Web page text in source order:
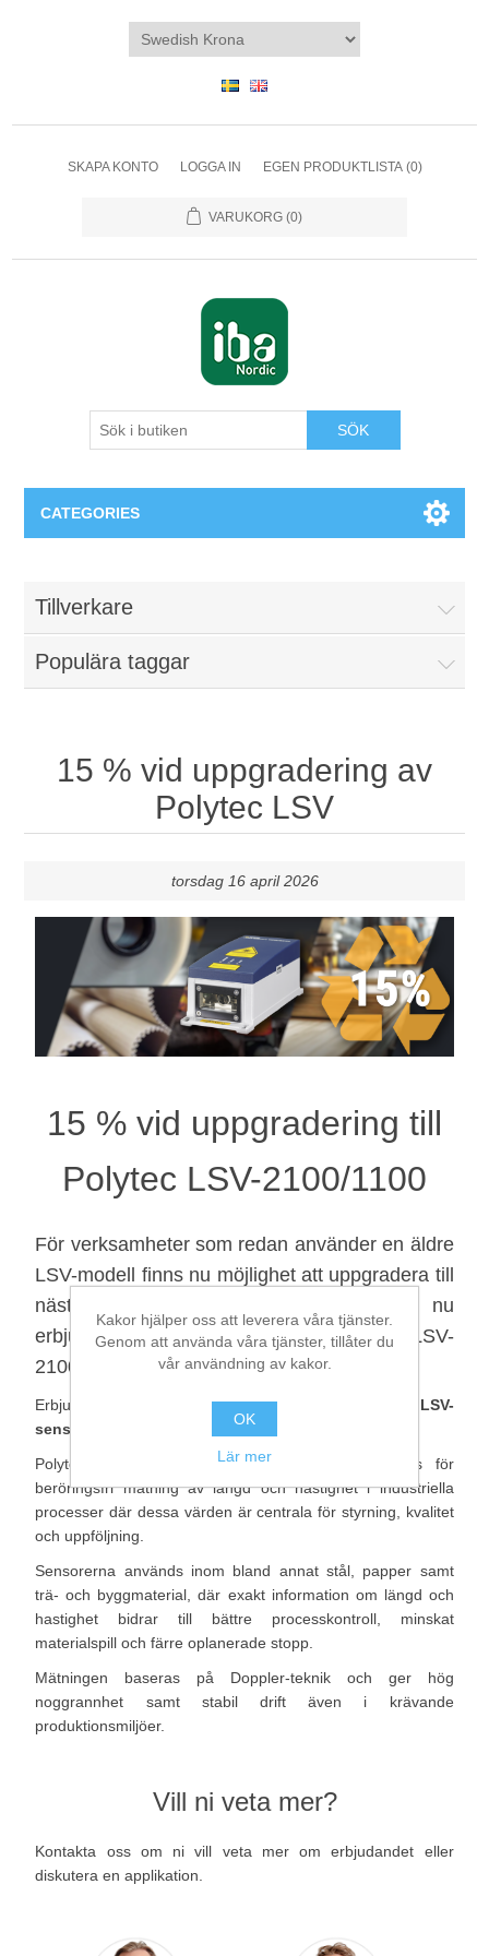
SKAPA KONTO LOGGA IN EGEN PRODUKTLISTA (0)
VARUKORG (0)
SÖK
CATEGORIES
Felsökning
Processanalys
Kvalitetsdokumentation
Elkvalitetsmätning
Tillståndsövervakning
Vibrationsanalys
Digitalisering
Temperaturmätning
Produkter
Hårdvara
Utbildning
Begner Machines
Tillverkare
Populära taggar
15 % vid uppgradering av
Polytec LSV
torsdag 16 april 2026
15 % vid uppgradering till
Polytec LSV-2100/1100
För verksamheter som redan använder en äldre
LSV-modell finns nu möjlighet att uppgradera till
nästa generation av Polytec LSV. Just nu
erbjuds 15 % rabatt vid uppgradering till
LSV-
2100
LSV-1100.
Erbjudandet gäller vid utbyte av befintliga
Polytec LSV-
sensorer
, inklusive äldre modeller.
Polytec LSV (Laser Surface Velocimeter) används för
beröringsfri mätning av längd och hastighet i industriella
processer där dessa värden är centrala för styrning, kvalitet
och uppföljning.
Sensorerna används inom bland annat stål, papper samt
trä- och byggmaterial, där exakt information om längd och
hastighet bidrar till bättre processkontroll, minskat
materialspill och färre oplanerade stopp.
Mätningen baseras på Doppler-teknik och ger hög
noggrannhet samt stabil drift även i krävande
produktionsmiljöer.
Vill ni veta mer?
Kontakta oss om ni vill veta mer om erbjudandet eller
diskutera en applikation.
Kakor hjälper oss att leverera våra tjänster.
Genom att använda våra tjänster, tillåter du
vår användning av kakor.
OK
Lär mer